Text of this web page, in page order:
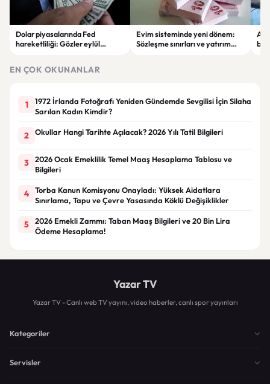
Dolar piyasalarında Fed
hareketliliği: Gözler eylül
Evim sisteminde yeni dönem:
Sözleşme sınırları ve yatırım
EN ÇOK OKUNANLAR
1
1972 İrlanda Fotoğrafı Yeniden Gündemde Sevgilisi İçin Silaha
Sarılan Kadın Kimdir?
2 Okullar Hangi Tarihte Açılacak? 2026 Yılı Tatil Bilgileri
3
2026 Ocak Emeklilik Temel Maaş Hesaplama Tablosu ve
Bilgileri
4
Torba Kanun Komisyonu Onayladı: Yüksek Aidatlara
Sınırlama, Tapu ve Çevre Yasasında Köklü Değişiklikler
5
2026 Emekli Zammı: Taban Maaş Bilgileri ve 20 Bin Lira
Ödeme Hesaplama!
Yazar TV
Yazar TV - Canlı web TV yayını, video haberler, canlı spor yayınları
Kategoriler
Servisler